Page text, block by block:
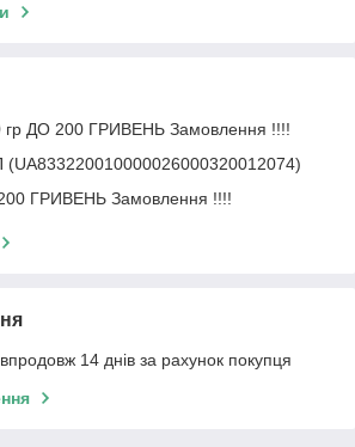
гр ДО 200 ГРИВЕНЬ Замовлення !!!!
(UA833220010000026000320012074)
200 ГРИВЕНЬ Замовлення !!!!
14 днів за рахунок покупця